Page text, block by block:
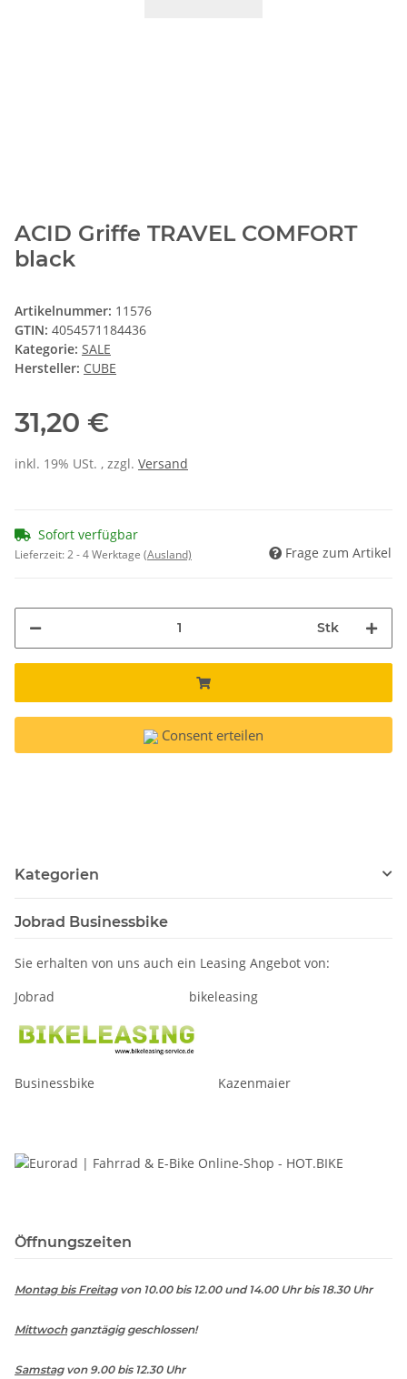
ACID Griffe TRAVEL COMFORT
black
Artikelnummer: 11576
GTIN: 4054571184436
Kategorie: SALE
Hersteller: CUBE
31,20 €
inkl. 19% USt. , zzgl. Versand
Sofort verfügbar
Lieferzeit:2 - 4 Werktage (Ausland) Frage zum Artikel
Stk
Consent erteilen
Kategorien
Jobrad Businessbike
Sie erhalten von uns auch ein Leasing Angebot von:
Jobrad bikeleasing
Businessbike Kazenmaier
Öffnungszeiten
Montag bis Freitagvon 10.00 bis 12.00 und 14.00 Uhr bis 18.30 Uhr
Mittwochganztägig geschlossen!
Samstagvon 9.00 bis 12.30 Uhr